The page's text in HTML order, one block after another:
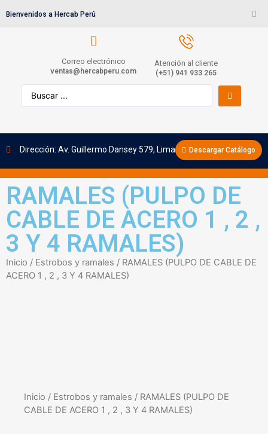
Bienvenidos a Hercab Perú
Correo electrónico
ventas@hercabperu.com
Atención al cliente
(+51) 941 933 265
Dirección: Av. Guillermo Dansey 579, Lima Descargar Catálogo
RAMALES (PULPO DE
CABLE DE ACERO 1 , 2 ,
3 Y 4 RAMALES)
Inicio / Estrobos y ramales / RAMALES (PULPO DE CABLE DE
ACERO 1 , 2 , 3 Y 4 RAMALES)
Inicio / Estrobos y ramales / RAMALES (PULPO DE
CABLE DE ACERO 1 , 2 , 3 Y 4 RAMALES)